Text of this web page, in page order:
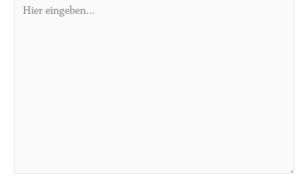
eingeben…